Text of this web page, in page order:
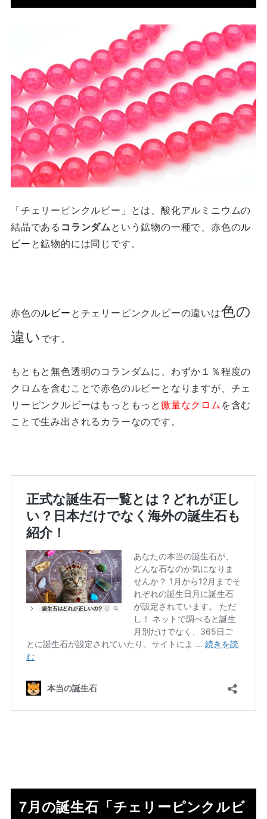
「チェリーピンクルビー」とは、酸化アルミニウムの
結晶である コランダムという鉱物の一種で、赤色のル
ビーと鉱物的には同じです。
赤色のルビーとチェリーピンクルビーの違いは色の
違いです。
もともと無色透明のコランダムに、わずか１％程度の
クロムを含むことで赤色のルビーとなりますが、チェ
リーピンクルビーはもっともっと微量なクロム を含む
ことで生み出されるカラーなのです。
7月の誕生石「チェリーピンクルビ